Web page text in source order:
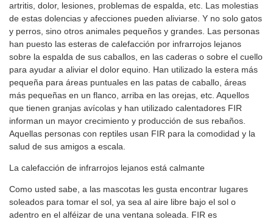
artritis, dolor, lesiones, problemas de espalda, etc. Las molestias
de estas dolencias y afecciones pueden aliviarse. Y no solo gatos
y perros, sino otros animales pequeños y grandes. Las personas
han puesto las esteras de calefacción por infrarrojos lejanos
sobre la espalda de sus caballos, en las caderas o sobre el cuello
para ayudar a aliviar el dolor equino. Han utilizado la estera más
pequeña para áreas puntuales en las patas de caballo, áreas
más pequeñas en un flanco, arriba en las orejas, etc. Aquellos
que tienen granjas avícolas y han utilizado calentadores FIR
informan un mayor crecimiento y producción de sus rebaños.
Aquellas personas con reptiles usan FIR para la comodidad y la
salud de sus amigos a escala.
La calefacción de infrarrojos lejanos está calmante
Como usted sabe, a las mascotas les gusta encontrar lugares
soleados para tomar el sol, ya sea al aire libre bajo el sol o
adentro en el alféizar de una ventana soleada. FIR es